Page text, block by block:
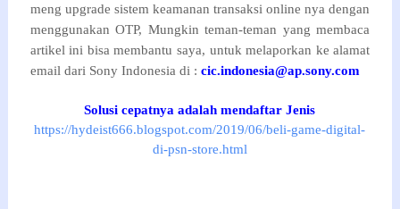
meng upgrade sistem keamanan transaksi online nya dengan
menggunakan OTP, Mungkin teman-teman yang membaca
artikel ini bisa membantu saya, untuk melaporkan ke alamat
email dari Sony Indonesia di : cic.indonesia@ap.sony.com
Solusi cepatnya adalah mendaftar Jenis
https://hydeist666.blogspot.com/2019/06/beli-game-digital-
di-psn-store.html